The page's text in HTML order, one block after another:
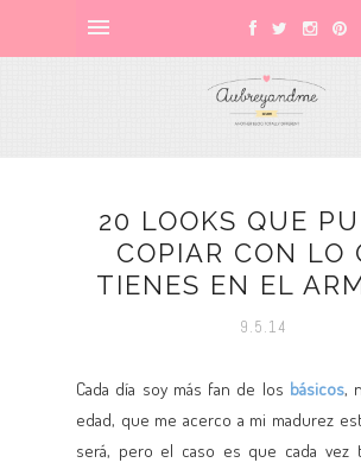
20 LOOKS QUE
COPIAR CON LO
TIENES EN EL
9.5.14
Cada día soy más fan de los básicos,
edad, que me acerco a mi madurez
será, pero el caso es que cada vez